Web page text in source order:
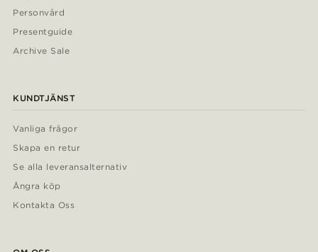
Personvård
Presentguide
Archive Sale
KUNDTJÄNST
Vanliga frågor
Skapa en retur
Se alla leveransalternativ
Ångra köp
Kontakta Oss